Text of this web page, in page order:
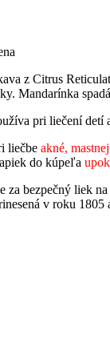
z Citrus
Mandarínka
pri liečení
liečbe akné,
do kúpeľa
za bezpečný liek
v roku